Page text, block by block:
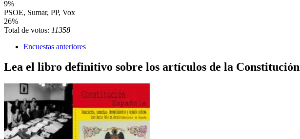
9%
PSOE, Sumar, PP, Vox
26%
Total de votos: 11358
Encuestas anteriores
Lea el libro definitivo sobre los artículos de la Constitución